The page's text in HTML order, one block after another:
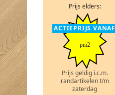
Prijs elders:
ACTIEPRIJS VANAF
pm2
Prijs geldig i.c.m.
randartikelen t/m
zaterdag